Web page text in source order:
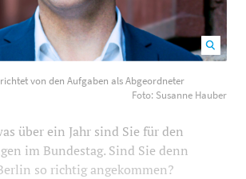
Susanne Hauber1200800
von den Aufgaben als Abgeordneter
Foto: Susanne Hauber
über ein Jahr sind Sie für den
im Bundestag. Sind Sie denn
so richtig angekommen?